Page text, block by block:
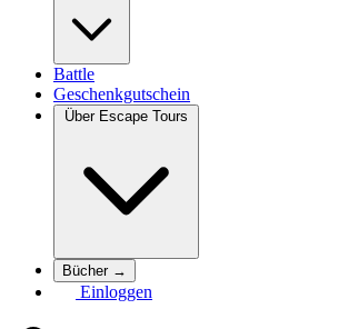
Battle
Geschenkgutschein
Über Escape Tours
Bücher →
Einloggen